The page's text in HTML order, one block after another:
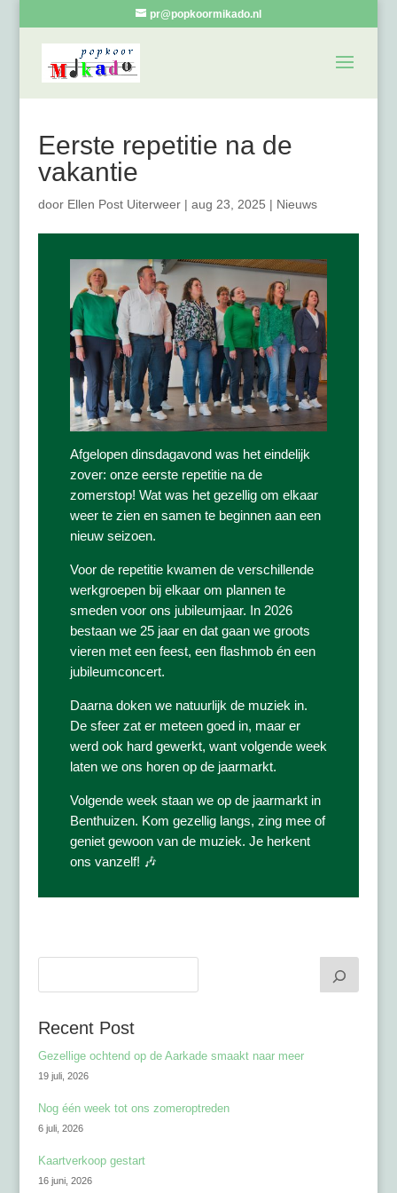
pr@popkoormikado.nl
Eerste repetitie na de
vakantie
door Ellen Post Uiterweer| aug 23, 2025 | Nieuws
Afgelopen dinsdagavond was het eindelijk
zover: onze eerste repetitie na de
zomerstop! Wat was het gezellig om elkaar
weer te zien en samen te beginnen aan een
nieuw seizoen.
Voor de repetitie kwamen de verschillende
werkgroepen bij elkaar om plannen te
smeden voor ons jubileumjaar. In 2026
bestaan we 25 jaar en dat gaan we groots
vieren met een feest, een flashmob én een
jubileumconcert.
Daarna doken we natuurlijk de muziek in.
De sfeer zat er meteen goed in, maar er
werd ook hard gewerkt, want volgende week
laten we ons horen op de jaarmarkt.
Volgende week staan we op de jaarmarkt in
Benthuizen. Kom gezellig langs, zing mee of
geniet gewoon van de muziek. Je herkent
ons vanzelf! 🎶
Recent Post
Gezellige ochtend op de Aarkade smaakt naar meer
19 juli, 2026
Nog één week tot ons zomeroptreden
6 juli, 2026
Kaartverkoop gestart
16 juni, 2026